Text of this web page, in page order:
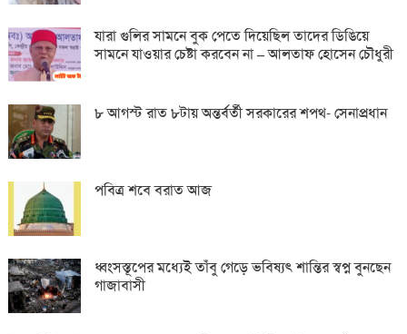
যারা গুলির সামনে বুক পেতে দিয়েছিল তাদের ডিঙিয়ে
সামনে যাওয়ার চেষ্টা করবেন না – আলতাফ হোসেন চৌধুরী
৮ আগস্ট রাত ৮টায় অন্তর্বর্তী সরকারের শপথ- সেনাপ্রধান
পবিত্র শবে বরাত আজ
ধ্বংসস্তূপের মধ্যেই তাঁবু গেড়ে ভবিষ্যৎ শান্তির স্বপ্ন বুনছেন
গাজাবাসী